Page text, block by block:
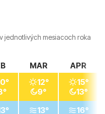
jednotlivých mesiacoch roka
MAR
12°
9°
13°
APR
15°
13°
16°